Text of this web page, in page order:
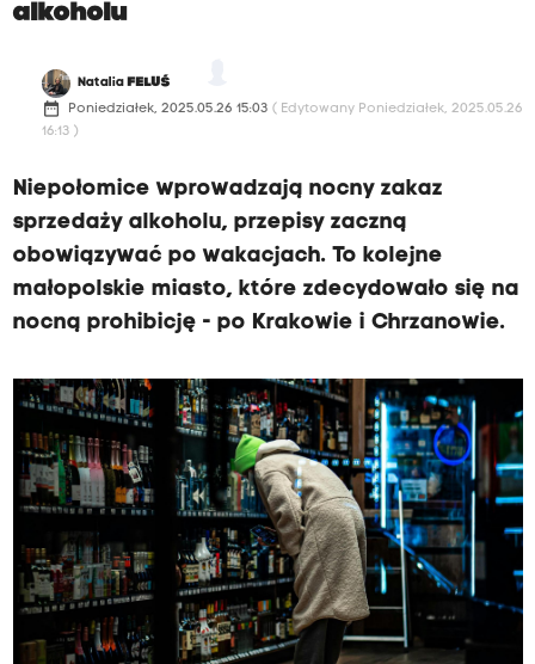
alkoholu
Natalia FELUŚ
date_range Poniedziałek, 2025.05.26 15:03 ( Edytowany Poniedziałek, 2025.05.26
16:13 )
Niepołomice wprowadzają nocny zakaz
sprzedaży alkoholu, przepisy zaczną
obowiązywać po wakacjach. To kolejne
małopolskie miasto, które zdecydowało się na
nocną prohibicję - po Krakowie i Chrzanowie.